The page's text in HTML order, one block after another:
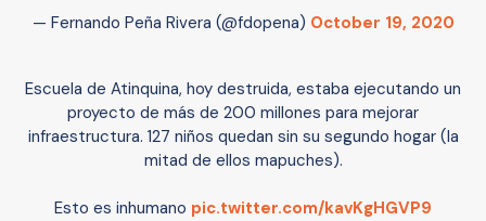
— Fernando Peña Rivera (@fdopena) October 19, 2020
Escuela de Atinquina, hoy destruida, estaba ejecutando un
proyecto de más de 200 millones para mejorar
infraestructura. 127 niños quedan sin su segundo hogar (la
mitad de ellos mapuches).
Esto es inhumano pic.twitter.com/kavKgHGVP9